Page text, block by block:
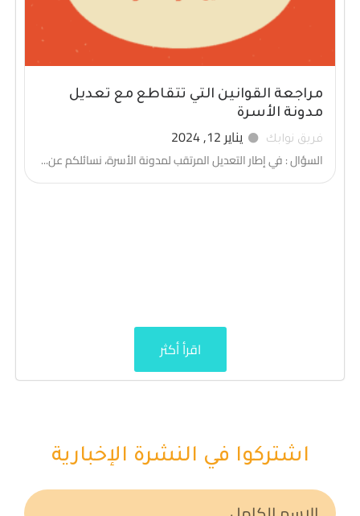
مراجعة القوانين التي تتقاطع مع تعديل
مدونة الأسرة
فريق نوابك يناير 12, 2024
السؤال : في إطار التعديل المرتقب لمدونة الأسرة، نسائلكم عن...
اقرأ أكثر
اشتركوا في النشرة الإخبارية